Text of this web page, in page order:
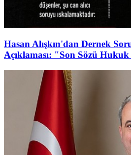
Hasan Alışkın'dan Dernek
Açıklaması: "Son Sözü Hukuk